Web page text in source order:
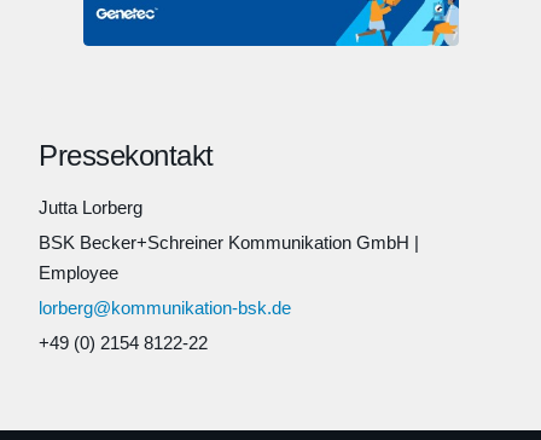
Pressekontakt
Jutta Lorberg
BSK Becker+Schreiner Kommunikation GmbH |
Employee
lorberg@kommunikation-bsk.de
+49 (0) 2154 8122-22